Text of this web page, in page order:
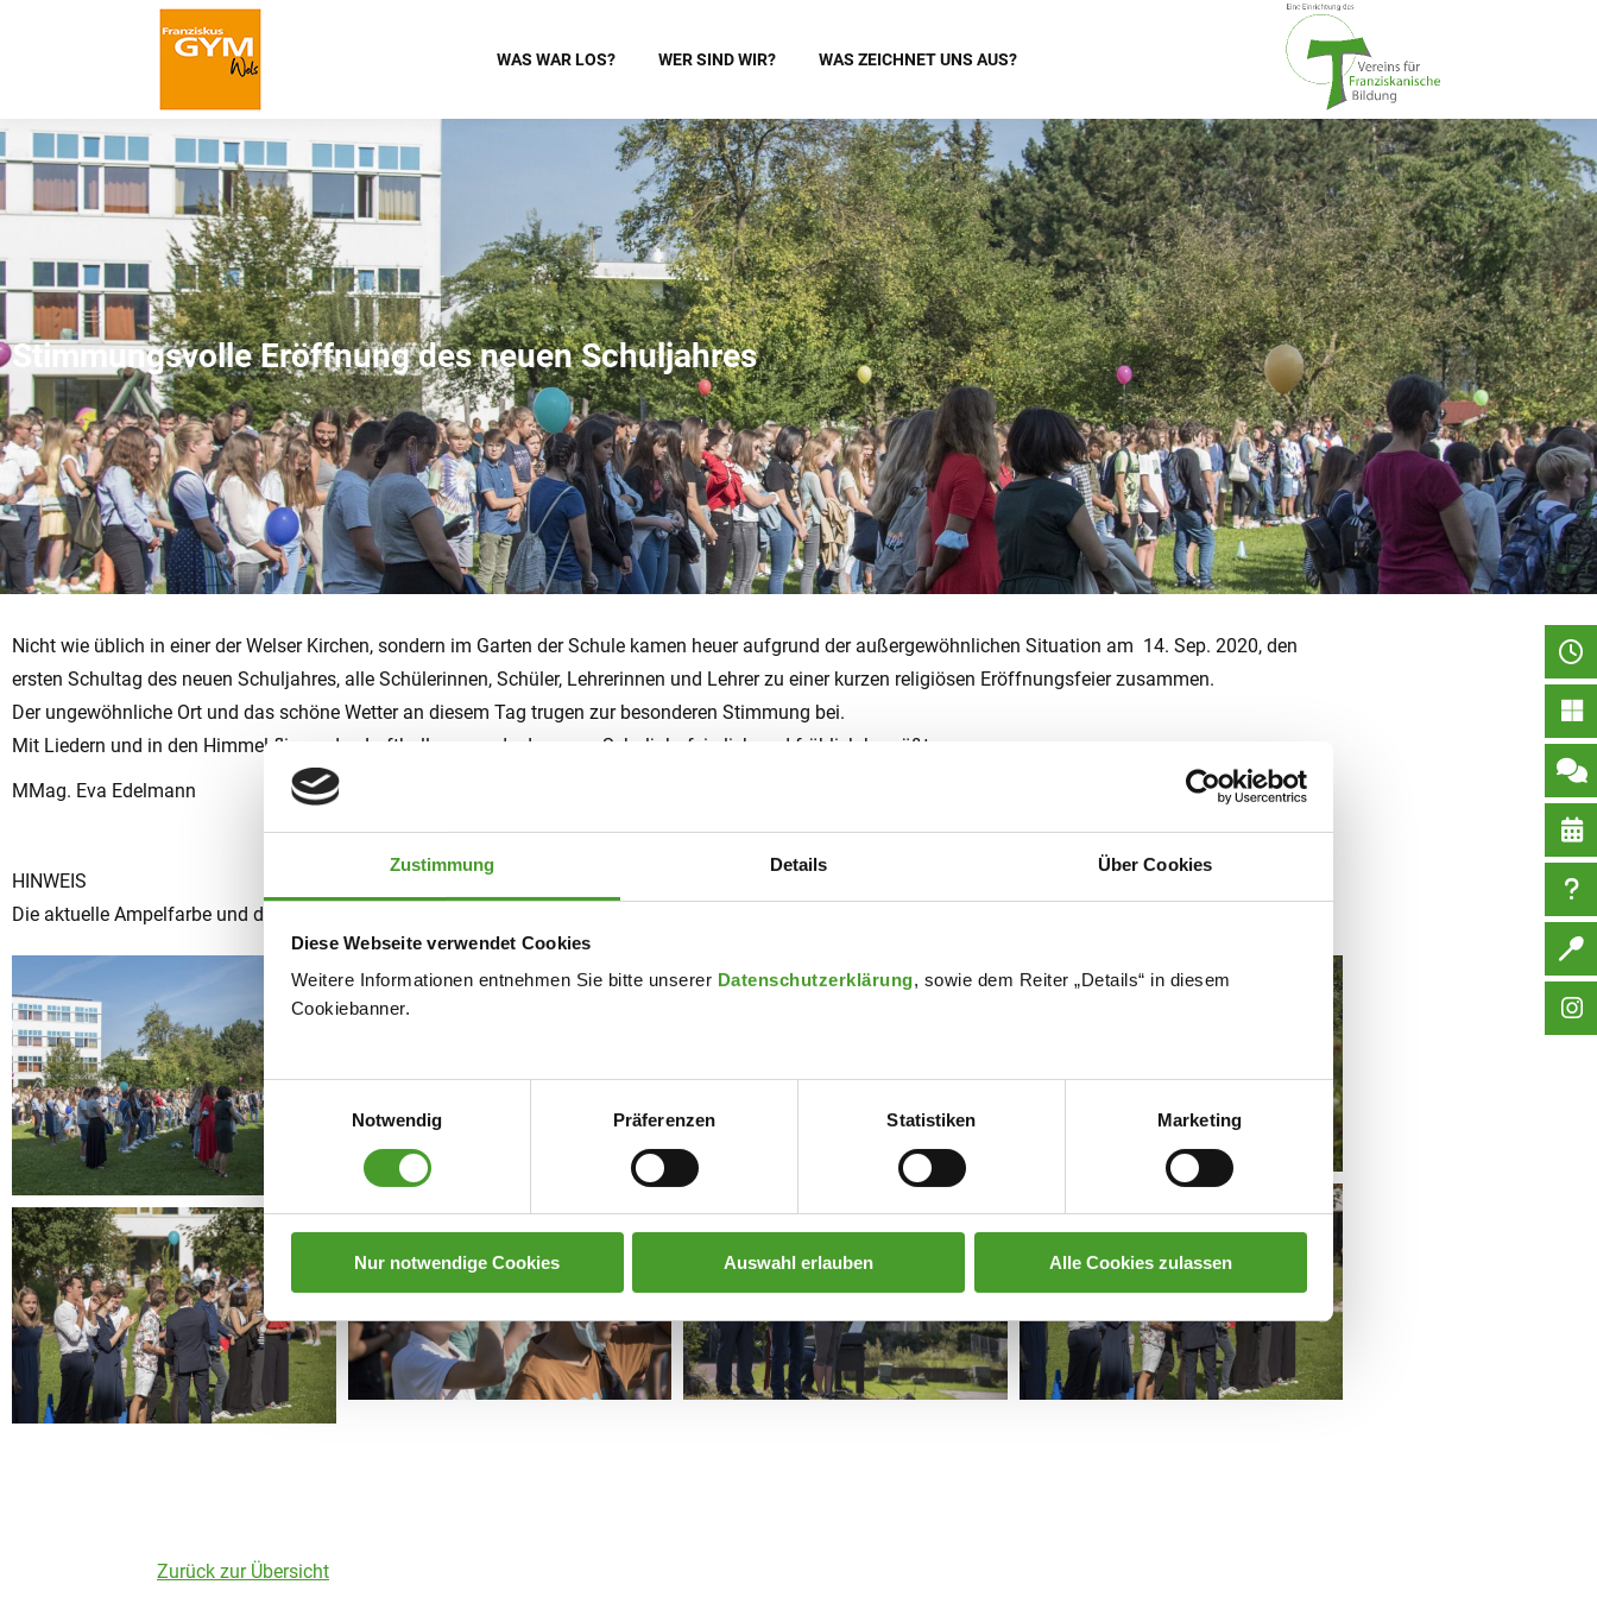
Zustimmung Details Über Cookies
Diese Webseite verwendet Cookies
Weitere Informationen entnehmen Sie bitte unserer Datenschutzerklärung, sowie dem Reiter „Details“ in diesem
Cookiebanner.
Einwilligungsauswahl
Notwendig
Präferenzen Statistiken Marketing
Nur notwendige Cookies Auswahl erlauben Alle Cookies zulassen
WAS WAR LOS? WER SIND WIR? WAS ZEICHNET UNS AUS?
Stimmungsvolle Eröffnung des neuen Schuljahres
Nicht wie üblich in einer der Welser Kirchen, sondern im Garten der Schule kamen heuer aufgrund der außergewöhnlichen Situation am 14. Sep. 2020, den
ersten Schultag des neuen Schuljahres, alle Schülerinnen, Schüler, Lehrerinnen und Lehrer zu einer kurzen religiösen Eröffnungsfeier zusammen.
Der ungewöhnliche Ort und das schöne Wetter an diesem Tag trugen zur besonderen Stimmung bei.
Mit Liedern und in den Himmel fliegenden Luftballons wurde das neue Schuljahr feierlich und fröhlich begrüßt.
MMag. Eva Edelmann
HINWEIS
Die aktuelle Ampelfarbe und die dafür gültigen Bestimmungen werden auf der Homepage der Bildungsdirektion OÖ veröffentlicht.
Zurück zur Übersicht